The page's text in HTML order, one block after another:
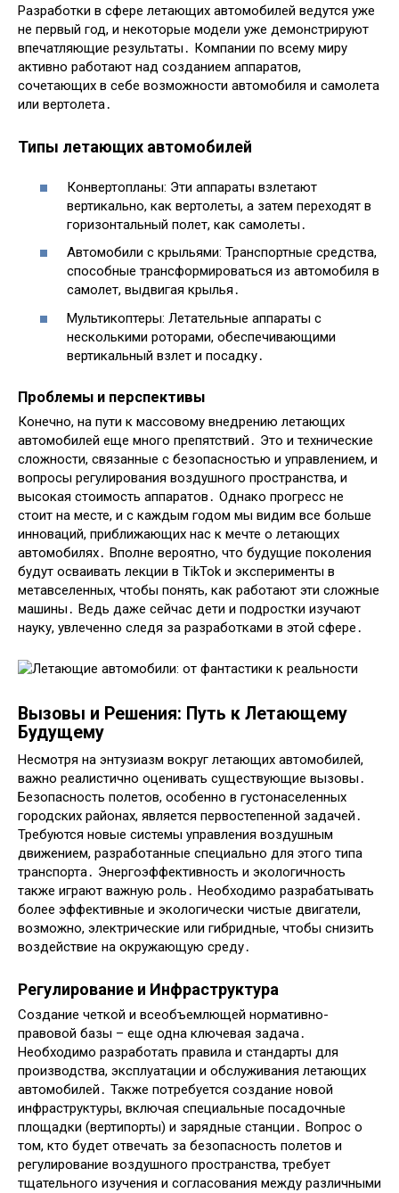
Разработки в сфере летающих автомобилей ведутся уже
не первый год, и некоторые модели уже демонстрируют
впечатляющие результаты․ Компании по всему миру
активно работают над созданием аппаратов,
сочетающих в себе возможности автомобиля и самолета
или вертолета․
Типы летающих автомобилей
Конвертопланы: Эти аппараты взлетают
вертикально, как вертолеты, а затем переходят в
горизонтальный полет, как самолеты․
Автомобили с крыльями: Транспортные средства,
способные трансформироваться из автомобиля в
самолет, выдвигая крылья․
Мультикоптеры: Летательные аппараты с
несколькими роторами, обеспечивающими
вертикальный взлет и посадку․
Проблемы и перспективы
Конечно, на пути к массовому внедрению летающих
автомобилей еще много препятствий․ Это и технические
сложности, связанные с безопасностью и управлением, и
вопросы регулирования воздушного пространства, и
высокая стоимость аппаратов․ Однако прогресс не
стоит на месте, и с каждым годом мы видим все больше
инноваций, приближающих нас к мечте о летающих
автомобилях․ Вполне вероятно, что будущие поколения
будут осваивать лекции в TikTok и эксперименты в
метавселенных, чтобы понять, как работают эти сложные
машины․ Ведь даже сейчас дети и подростки изучают
науку, увлеченно следя за разработками в этой сфере․
Вызовы и Решения: Путь к Летающему
Будущему
Несмотря на энтузиазм вокруг летающих автомобилей,
важно реалистично оценивать существующие вызовы․
Безопасность полетов, особенно в густонаселенных
городских районах, является первостепенной задачей․
Требуются новые системы управления воздушным
движением, разработанные специально для этого типа
транспорта․ Энергоэффективность и экологичность
также играют важную роль․ Необходимо разрабатывать
более эффективные и экологически чистые двигатели,
возможно, электрические или гибридные, чтобы снизить
воздействие на окружающую среду․
Регулирование и Инфраструктура
Создание четкой и всеобъемлющей нормативно-
правовой базы – еще одна ключевая задача․
Необходимо разработать правила и стандарты для
производства, эксплуатации и обслуживания летающих
автомобилей․ Также потребуется создание новой
инфраструктуры, включая специальные посадочные
площадки (вертипорты) и зарядные станции․ Вопрос о
том, кто будет отвечать за безопасность полетов и
регулирование воздушного пространства, требует
тщательного изучения и согласования между различными